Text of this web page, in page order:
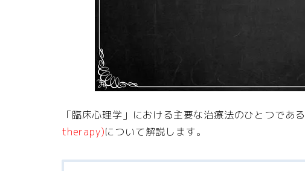
「臨床心理学」における主要な治療法のひとつである
therapy)について解説します。